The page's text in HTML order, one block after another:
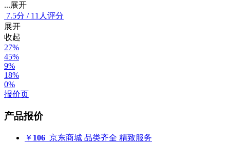
...展开
7.5分 / 11人评分
展开
收起
27%
45%
9%
18%
0%
报价页
产品报价
￥ 106 京东商城 品类齐全 精致服务